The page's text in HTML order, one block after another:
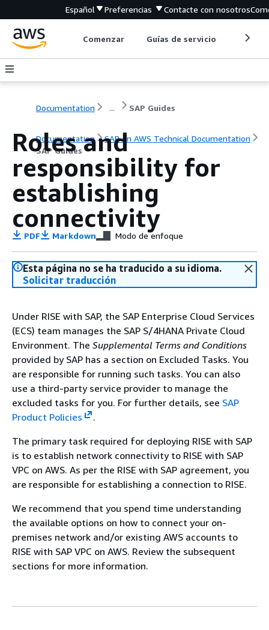
Español Preferencias Contacte con nosotros
Comenzar Guías de servicio
Documentation ... SAP Guides
Documentation
SAP on AWS Technical Documentation
SAP Guides
Roles and
responsibility for
establishing
connectivity
PDF Markdown Modo de enfoque
Esta página no se ha traducido a su idioma.
Solicitar traducción
Under RISE with SAP, the SAP Enterprise Cloud Services
(ECS) team manages the SAP S/4HANA Private Cloud
Environment. The Supplemental Terms and Conditions
provided by SAP has a section on Excluded Tasks. You
are responsible for running such tasks. You can also
use a third-party service provider to manage the
excluded tasks for you. For further details, see SAP
Product Policies
.
The primary task required for deploying RISE with SAP
is to establish network connectivity to RISE with SAP
VPC on AWS. As per the RISE with SAP agreement, you
are responsible for establishing a connection to RISE.
We recommend that you spend time understanding
the available options on how to connect your on-
premises network and/or existing AWS accounts to
RISE with SAP VPC on AWS. Review the subsequent
sections for more information.